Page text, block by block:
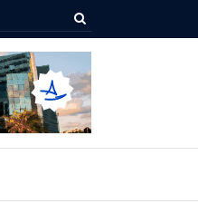
sobre parcerias para